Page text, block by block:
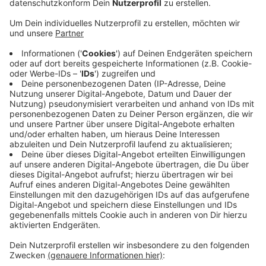
Missbrauchs verurteilter Priester weiter in der
Seelsorge arbeiten konnte, u.a. bei Jugendfreizeiten.
Das sagten Bistums-Vertreter auf einer
Gemeindeversammlung im westfälischen
Westerkappeln. Der beschuldigte Priester stammt aus
dem Rheinland und ist heute 85 Jahre alt. In den
1970er Jahren hatte er u.a. in Bocholt und in den 80er
Jahren in Moers gearbeitet. Der Mann war zweimal
wegen Missbrauchs verurteilt worden. Trotz seiner
Vorstrafen konnte er danach weiter als Seelsorger
arbeiten. Bischof Tenhumberg war von 1969 bis zu
seinem Tod im Jahr 1979 Bischof in Münster.